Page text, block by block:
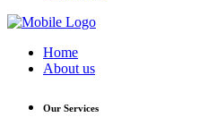
Home
About us
Our Services